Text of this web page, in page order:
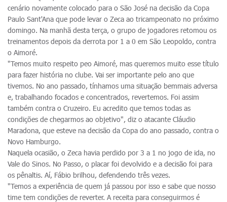
cenário novamente colocado para o São José na decisão da Copa
Paulo Sant'Ana que pode levar o Zeca ao tricampeonato no próximo
domingo. Na manhã desta terça, o grupo de jogadores retomou os
treinamentos depois da derrota por 1 a 0 em São Leopoldo, contra
o Aimoré.
"Temos muito respeito peo Aimoré, mas queremos muito esse título
para fazer história no clube. Vai ser importante pelo ano que
tivemos. No ano passado, tínhamos uma situação bemmais adversa
e, trabalhando focados e concentrados, revertemos. Foi assim
também contra o Cruzeiro. Eu acredito que temos todas as
condições de chegarmos ao objetivo", diz o atacante Cláudio
Maradona, que esteve na decisão da Copa do ano passado, contra o
Novo Hamburgo.
Naquela ocasião, o Zeca havia perdido por 3 a 1 no jogo de ida, no
Vale do Sinos. No Passo, o placar foi devolvido e a decisão foi para
os pênaltis. Aí, Fábio brilhou, defendendo três vezes.
"Temos a experiência de quem já passou por isso e sabe que nosso
time tem condições de reverter. A receita para conseguirmos é